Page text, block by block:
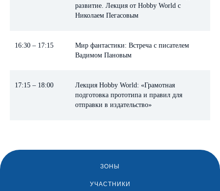
развитие. Лекция от Hobby World с
Николаем Пегасовым
16:30 – 17:15
Мир фантастики: Встреча с писателем
Вадимом Пановым
17:15 – 18:00
Лекция Hobby World: «Грамотная
подготовка прототипа и правил для
отправки в издательство»
ЗОНЫ
УЧАСТНИКИ